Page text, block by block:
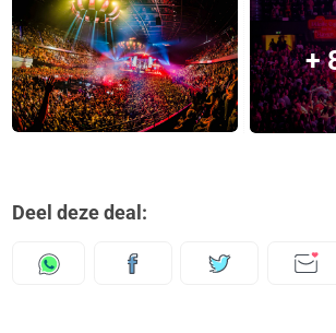
+
Deel deze deal: